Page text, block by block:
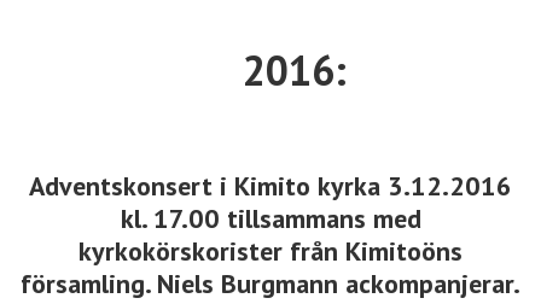
2016:
Adventskonsert i Kimito kyrka 3.12.2016
kl. 17.00 tillsammans med
kyrkokörskorister från Kimitoöns
församling. Niels Burgmann ackompanjerar.